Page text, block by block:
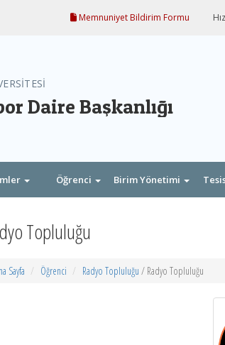
Memnuniyet Bildirim Formu
Daire Başkanlığı
Öğrenci Birim Yönetimi
Topluluğu
Sayfa Öğrenci Radyo Topluluğu / Radyo Topluluğu